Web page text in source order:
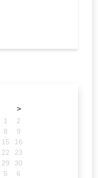
>
1
2
8
9
15
16
22
23
29
30
5 6